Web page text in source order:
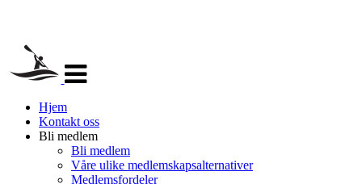
navigasjon
Hjem
Kontakt oss
Bli medlem
Bli medlem
Våre ulike medlemskapsalternativer
Medlemsfordeler